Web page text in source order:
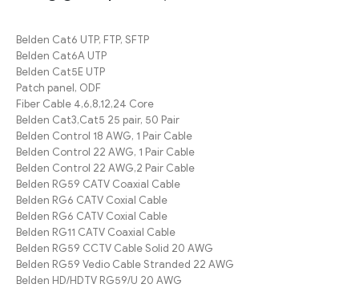
Belden Cat6 UTP, FTP, SFTP
Belden Cat6A UTP
Belden Cat5E UTP
Patch panel, ODF
Fiber Cable 4,6,8,12,24 Core
Belden Cat3,Cat5 25 pair, 50 Pair
Belden Control 18 AWG, 1 Pair Cable
Belden Control 22 AWG, 1 Pair Cable
Belden Control 22 AWG,2 Pair Cable
Belden RG59 CATV Coaxial Cable
Belden RG6 CATV Coxial Cable
Belden RG6 CATV Coxial Cable
Belden RG11 CATV Coaxial Cable
Belden RG59 CCTV Cable Solid 20 AWG
Belden RG59 Vedio Cable Stranded 22 AWG
Belden HD/HDTV RG59/U 20 AWG